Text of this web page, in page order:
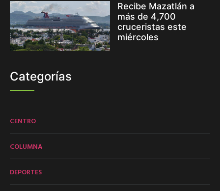
Recibe Mazatlán a
más de 4,700
cruceristas este
miércoles
Categorías
CENTRO
COLUMNA
DEPORTES